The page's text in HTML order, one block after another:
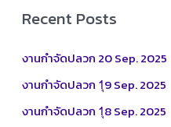
r
h
f
Recent Posts
งานกำจัดปลวก 20 Sep. 2025
งานกำจัดปลวก 1ุ9 Sep. 2025
งานกำจัดปลวก 1ุ8 Sep. 2025